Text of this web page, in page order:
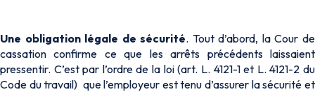
Une obligation légale de sécurité. Tout d’abord, la Cour de
cassation confirme ce que les arrêts précédents laissaient
pressentir. C’est par l’ordre de la loi (art. L. 4121-1 et L. 4121-2 du
Code du travail) que l’employeur est tenu d’assurer la sécurité et